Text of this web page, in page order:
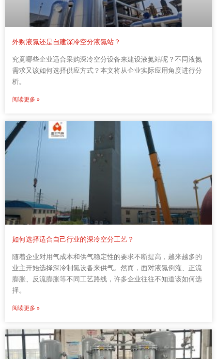
外购液氮还是自建深冷空分液氮站？
究竟哪些企业适合采购深冷空分设备来建设液氮站呢？不同液氮
需求又该如何选择供应方式？本文将从企业实际应用角度进行分
析。
阅读更多 »
如何选择适合自己行业的深冷空分工艺？
随着企业对用气成本和供气稳定性的要求不断提高，越来越多的
业主开始选择深冷制氮设备来供气。然而，面对液氮倒灌、正流
膨胀、反流膨胀等不同工艺路线，许多企业往往不知道该如何选
择。
阅读更多 »